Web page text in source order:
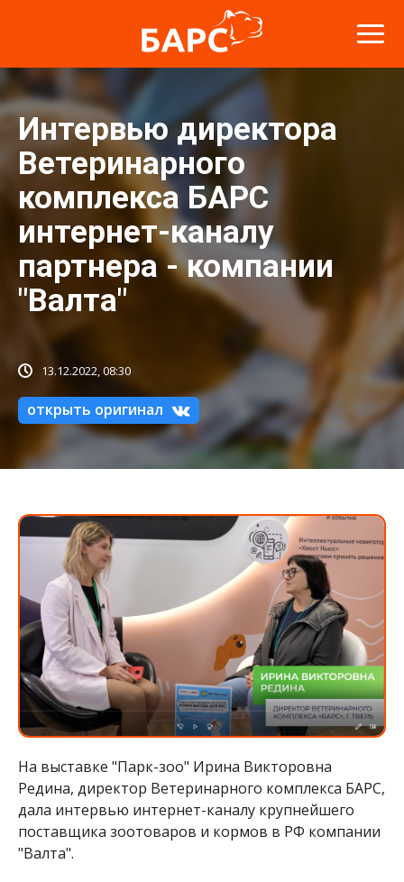
Интервью директора
Ветеринарного
комплекса БАРС
интернет-каналу
партнера - компании
"Валта"
13.12.2022, 08:30
открыть оригинал
На выставке "Парк-зоо" Ирина Викторовна
Редина, директор Ветеринарного комплекса БАРС,
дала интервью интернет-каналу крупнейшего
поставщика зоотоваров и кормов в РФ компании
"Валта".